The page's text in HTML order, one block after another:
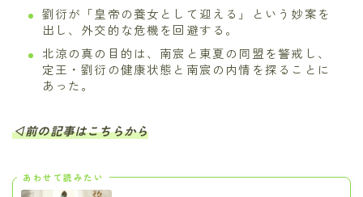
劉衍が「皇帝の養女として迎える」という妙案を
出し、外交的な危機を回避する。
北涼の真の目的は、南宸と東夏の同盟を警戒し、
定王・劉衍の健康状態と南宸の内情を探ることに
あった。
◁前の記事はこちらから
あわせて読みたい